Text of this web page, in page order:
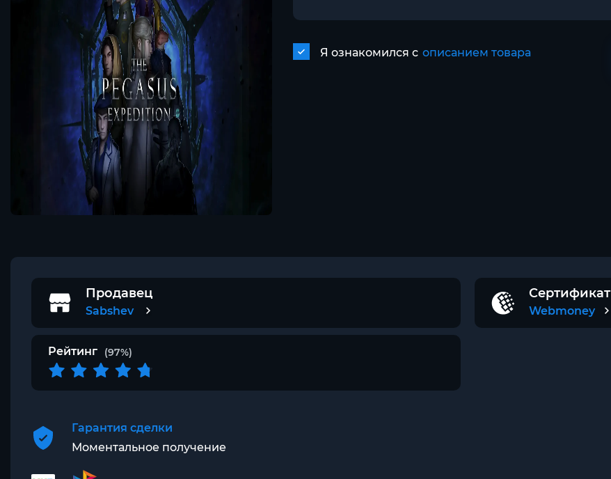
Я ознакомился с описанием товара
Продавец
Sabshev
Сертификат
Webmoney
Рейтинг (97%)
Гарантия сделки
Моментальное получение